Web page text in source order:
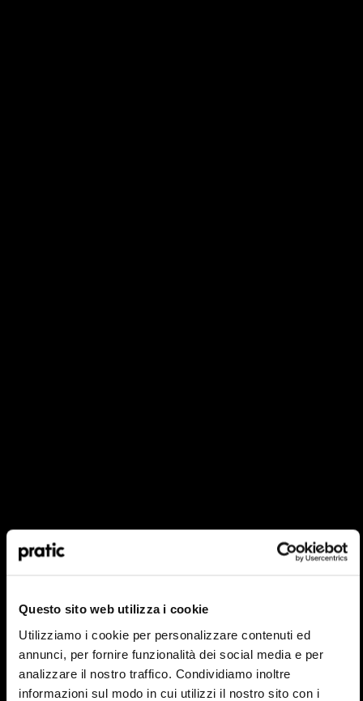
Questo sito web utilizza i cookie
Utilizziamo i cookie per personalizzare contenuti ed
annunci, per fornire funzionalità dei social media e per
analizzare il nostro traffico. Condividiamo inoltre
informazioni sul modo in cui utilizzi il nostro sito con i
Welches Profil stellt Sie am besten dar? *
Designer/Architekt
Privat